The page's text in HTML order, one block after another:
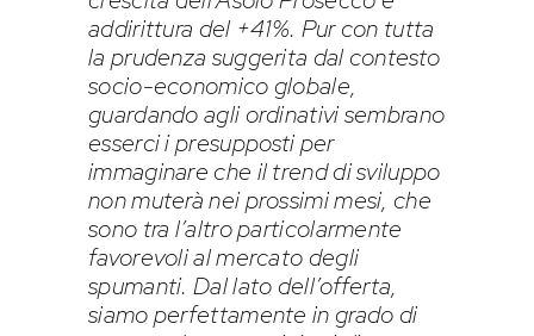
addirittura del +41%. Pur con tutta
la prudenza suggerita dal contesto
socio-economico globale,
guardando agli ordinativi sembrano
esserci i presupposti per
immaginare che il trend di sviluppo
non muterà nei prossimi mesi, che
sono tra l’altro particolarmente
favorevoli al mercato degli
spumanti. Dal lato dell’offerta,
siamo perfettamente in grado di